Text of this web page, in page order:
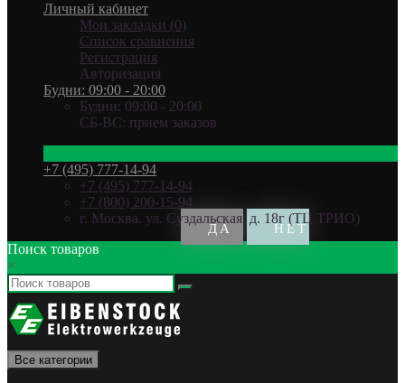
Личный кабинет
Мои закладки (0)
Список сравнения
Регистрация
Авторизация
Будни: 09:00 - 20:00
Будни: 09:00 - 20:00
СБ-ВС: прием заказов
+7 (495) 777-14-94
+7 (495) 777-14-94
+7 (800) 200-15-94
г. Москва. ул. Суздальская, д. 18г (ТЦ ТРИО)
Поиск товаров
×
Все категории